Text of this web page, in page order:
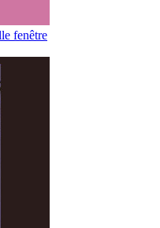
fenêtre